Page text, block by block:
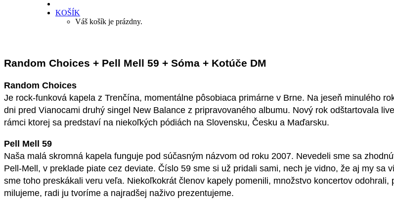
KOŠÍK
Váš košík je prázdny.
Random Choices + Pell Mell 59 + Sóma + Kotúče DM
Random Choices
Je rock-funková kapela z Trenčína, momentálne pôsobiaca primárne v Brne. Na jeseň minulého
dni pred Vianocami druhý singel New Balance z pripravovaného albumu. Nový rok odštartovala
rámci ktorej sa predstaví na niekoľkých pódiách na Slovensku, Česku a Maďarsku.
Pell Mell 59
Naša malá skromná kapela funguje pod súčasným názvom od roku 2007. Nevedeli sme sa
Pell-Mell, v preklade piate cez deviate. Číslo 59 sme si už pridali sami, nech je vidno, že aj my
sme toho preskákali veru veľa. Niekoľkokrát členov kapely pomenili, množstvo koncertov
milujeme, radi ju tvoríme a najradšej naživo prezentujeme.